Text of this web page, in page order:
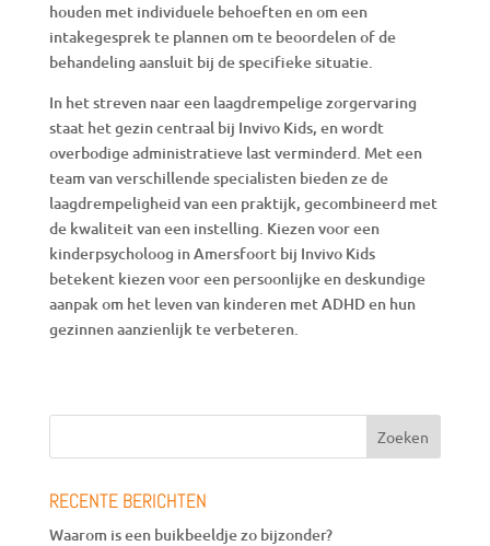
houden met individuele behoeften en om een
intakegesprek te plannen om te beoordelen of de
behandeling aansluit bij de specifieke situatie.
In het streven naar een laagdrempelige zorgervaring
staat het gezin centraal bij Invivo Kids, en wordt
overbodige administratieve last verminderd. Met een
team van verschillende specialisten bieden ze de
laagdrempeligheid van een praktijk, gecombineerd met
de kwaliteit van een instelling. Kiezen voor een
kinderpsycholoog in Amersfoort bij Invivo Kids
betekent kiezen voor een persoonlijke en deskundige
aanpak om het leven van kinderen met ADHD en hun
gezinnen aanzienlijk te verbeteren.
RECENTE BERICHTEN
Waarom is een buikbeeldje zo bijzonder?